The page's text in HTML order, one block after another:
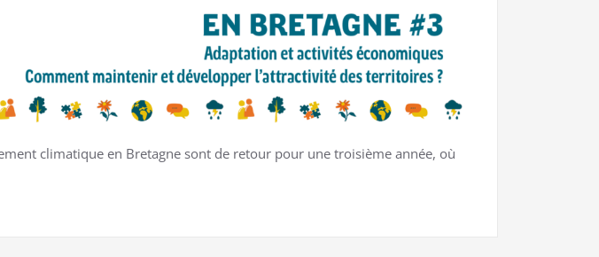
climatique en Bretagne sont de retour pour une troisième année, où